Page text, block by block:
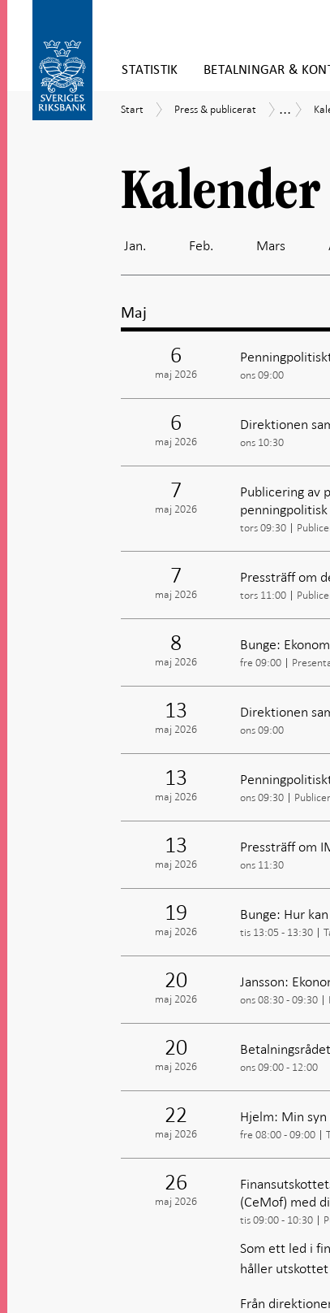
direkt
innehåll
STATISTIK BETALNINGAR &
till
Start
Start
Press
Press & publicerat Kalender
...
Jan. Feb. Mars
Maj
6
maj 2026 ons 09:00
6
maj 2026
Direktionen
ons 10:30
7
maj 2026
Publicering av
tors 09:30
7
maj 2026
Pressträff om
tors 11:00
8
maj 2026
Bunge:
fre 09:00
13
maj 2026
Direktionen
ons 09:00
13
maj 2026 ons 09:30
13
maj 2026
Pressträff om
ons 11:30
19
maj 2026
Bunge: Hur
tis 13:05 - 13:30
20
maj 2026
Jansson:
ons 08:30 - 09:30
20
maj 2026
Betalningsrådet
ons 09:00 - 12:00
22
maj 2026
Hjelm: Min
fre 08:00 - 09:00
26
maj 2026
(CeMof) med
tis 09:00 - 10:30
Som ett led i
håller
Från